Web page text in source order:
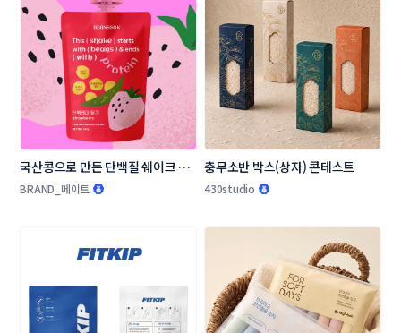
국산콩으로 만든 단백질 쉐이크 패
키지(파우치) 디자인 콘테스트
BRAND_메이트
충무소반 박스(상자) 콘테스트
430studio